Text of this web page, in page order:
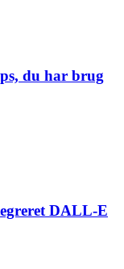
du har brug
DALL-E